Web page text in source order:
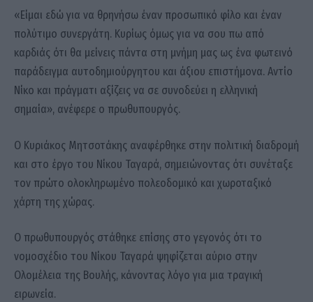
«Είμαι εδώ για να θρηνήσω έναν προσωπικό φίλο και έναν
πολύτιμο συνεργάτη. Κυρίως όμως για να σου πω από
καρδιάς ότι θα μείνεις πάντα στη μνήμη μας ως ένα φωτεινό
παράδειγμα αυτοδημιούργητου και άξιου επιστήμονα. Αντίο
Νίκο και πράγματι αξίζεις να σε συνοδεύει η ελληνική
σημαία», ανέφερε ο πρωθυπουργός.
Ο Κυριάκος Μητσοτάκης αναφέρθηκε στην πολιτική διαδρομή
και στο έργο του Νίκου Ταγαρά, σημειώνοντας ότι συνέταξε
τον πρώτο ολοκληρωμένο πολεοδομικό και χωροταξικό
χάρτη της χώρας.
Ο πρωθυπουργός στάθηκε επίσης στο γεγονός ότι το
νομοσχέδιο του Νίκου Ταγαρά ψηφίζεται αύριο στην
Ολομέλεια της Βουλής, κάνοντας λόγο για μια τραγική
ειρωνεία.